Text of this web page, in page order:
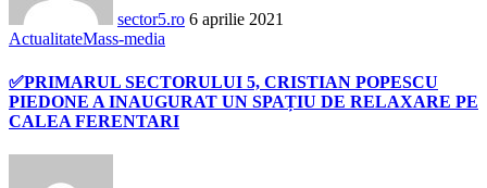
sector5.ro 6 aprilie 2021
ActualitateMass-media
✅PRIMARUL SECTORULUI 5, CRISTIAN POPESCU
PIEDONE A INAUGURAT UN SPAȚIU DE RELAXARE PE
CALEA FERENTARI